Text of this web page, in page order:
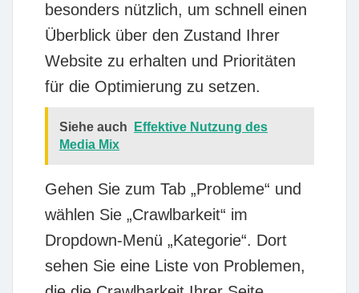
besonders nützlich, um schnell einen
Überblick über den Zustand Ihrer
Website zu erhalten und Prioritäten
für die Optimierung zu setzen.
Siehe auch
Effektive Nutzung des
Media Mix
Gehen Sie zum Tab „Probleme“ und
wählen Sie „Crawlbarkeit“ im
Dropdown-Menü „Kategorie“. Dort
sehen Sie eine Liste von Problemen,